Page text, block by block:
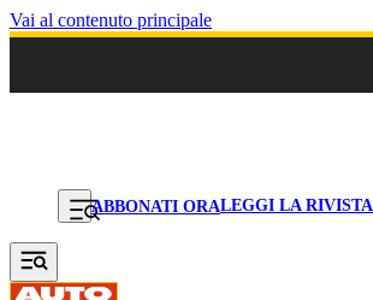
Vai al contenuto principale
ABBONATI ORALEGGI LA RIVISTA